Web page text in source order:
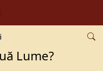
Lume?